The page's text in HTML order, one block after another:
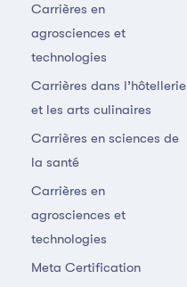
Carrières en
agrosciences et
technologies
Carrières dans l’hôtellerie
et les arts culinaires
Carrières en sciences de
la santé
Carrières en
agrosciences et
technologies
Meta Certification